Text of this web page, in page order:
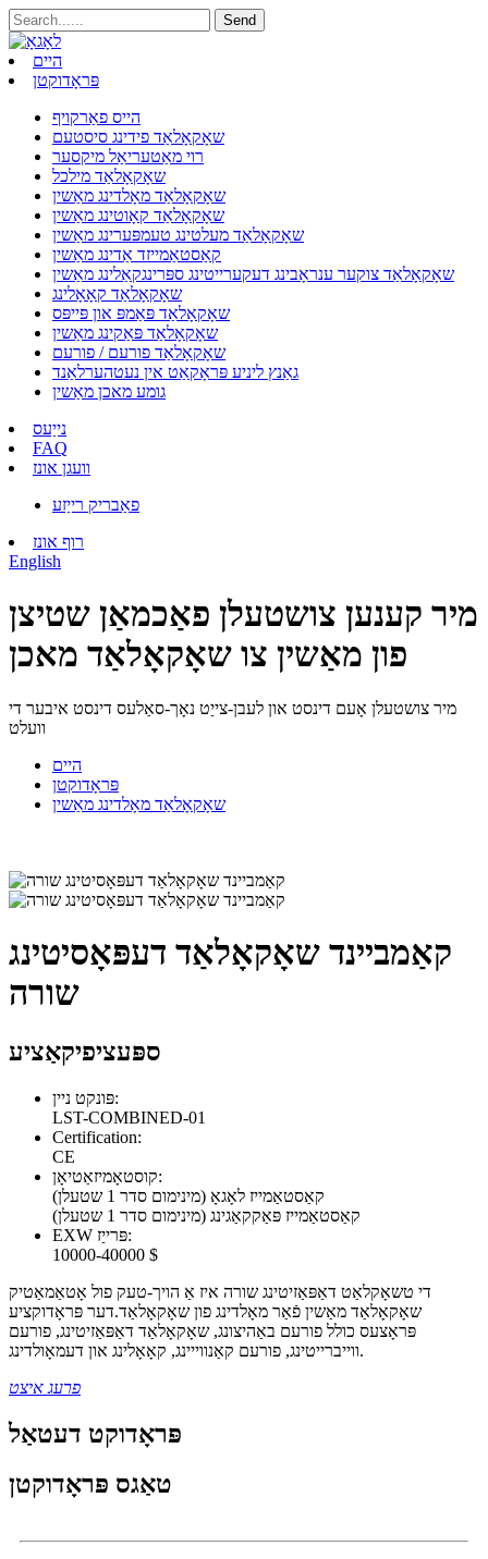
היים
פּראָדוקטן
הייס פאַרקויף
שאָקאָלאַד פידינג סיסטעם
רוי מאַטעריאַל מיקסער
שאָקאָלאַד מילכל
שאָקאָלאַד מאָלדינג מאַשין
שאָקאָלאַד קאָוטינג מאַשין
שאָקאָלאַד מעלטינג טעמפּערינג מאַשין
קאַסטאַמייזד אַדינג מאַשין
שאָקאָלאַד צוקער ענראָבינג דעקערייטינג ספּרינגקאַלינג מאַשין
שאָקאָלאַד קאָאָלינג
שאָקאָלאַד פּאַמפּ און פּייפּס
שאָקאָלאַד פּאַקינג מאַשין
שאָקאָלאַד פורעם / פורעם
גאַנץ ליניע פּראָקאַט אין נעטהערלאַנד
גומע מאכן מאַשין
נייַעס
FAQ
וועגן אונז
פאַבריק רייַזע
רוף אונז
English
מיר קענען צושטעלן פאַכמאַן שטיצן
פון מאַשין צו שאָקאָלאַד מאכן
מיר צושטעלן אָעם דינסט און לעבן-צייַט נאָך-סאַלעס דינסט איבער די
וועלט
היים
פּראָדוקטן
שאָקאָלאַד מאָלדינג מאַשין
קאַמביינד שאָקאָלאַד דעפּאָסיטינג
שורה
ספּעציפיקאַציע
פּונקט ניין:
LST-COMBINED-01
Certification:
CE
קוסטאָמיזאַטיאָן:
קאַסטאַמייז לאָגאָ (מינימום סדר 1 שטעלן)
קאַסטאַמייז פּאַקקאַגינג (מינימום סדר 1 שטעלן)
EXW פּרייַז:
10000-40000 $
די טשאָקלאַט דאַפּאַזיטינג שורה איז אַ הויך-טעק פול אָטאַמאַטיק
שאָקאָלאַד מאַשין פֿאַר מאָלדינג פון שאָקאָלאַד.דער פּראָדוקציע
פּראָצעס כולל פורעם באַהיצונג, שאָקאָלאַד דאַפּאַזיטינג, פורעם
ווייברייטינג, פורעם קאַנווייינג, קאָאָלינג און דעמאָולדינג.
פרעג איצט
פּראָדוקט דעטאַל
טאַגס פּראָדוקטן